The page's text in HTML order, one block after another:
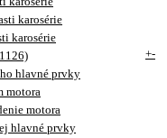
karosérie
karosérie
+-
hlavné prvky
motora
motora
hlavné prvky